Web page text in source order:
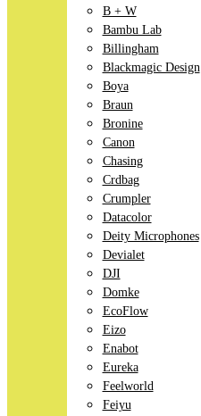
B + W
Bambu Lab
Billingham
Blackmagic Design
Boya
Braun
Bronine
Canon
Chasing
Crdbag
Crumpler
Datacolor
Deity Microphones
Devialet
DJI
Domke
EcoFlow
Eizo
Enabot
Eureka
Feelworld
Feiyu